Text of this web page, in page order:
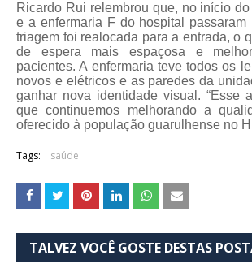
Ricardo Rui relembrou que, no início
e a enfermaria F do hospital passaram
triagem foi realocada para a entrada, o
de espera mais espaçosa e
pacientes. A enfermaria teve todos os
novos e elétricos e as paredes da
ganhar nova identidade visual. “Esse
que continuemos melhorando a
oferecido à população guarulhense no
Tags: saúde
TALVEZ VOCÊ GOSTE DESTAS